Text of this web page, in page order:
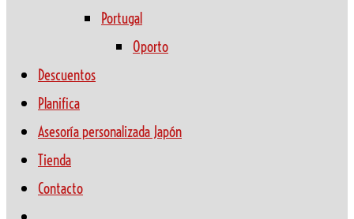
Portugal
Oporto
Descuentos
Planifica
Asesoría personalizada Japón
Tienda
Contacto